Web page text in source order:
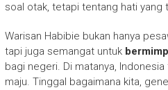
soal otak, tetapi tentang hati yang
Warisan Habibie bukan hanya
tapi juga semangat untuk
bagi negeri. Di matanya,
maju. Tinggal bagaimana kita,